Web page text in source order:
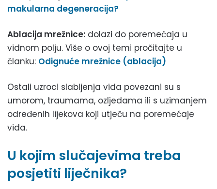
makularna degeneracija?
Ablacija mrežnice: dolazi do poremećaja u
vidnom polju. Više o ovoj temi pročitajte u
članku: Odignuće mrežnice (ablacija)
Ostali uzroci slabljenja vida povezani su s
umorom, traumama, ozljedama ili s uzimanjem
određenih lijekova koji utječu na poremećaje
vida.
U kojim slučajevima treba
posjetiti liječnika?